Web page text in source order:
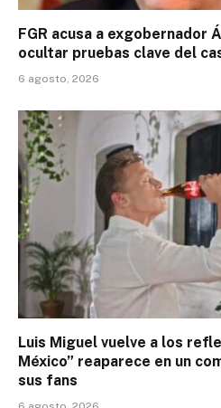
FGR acusa a exgobernador
ocultar pruebas clave del
6 agosto, 2026
Luis Miguel vuelve a los
México” reaparece en un
sus fans